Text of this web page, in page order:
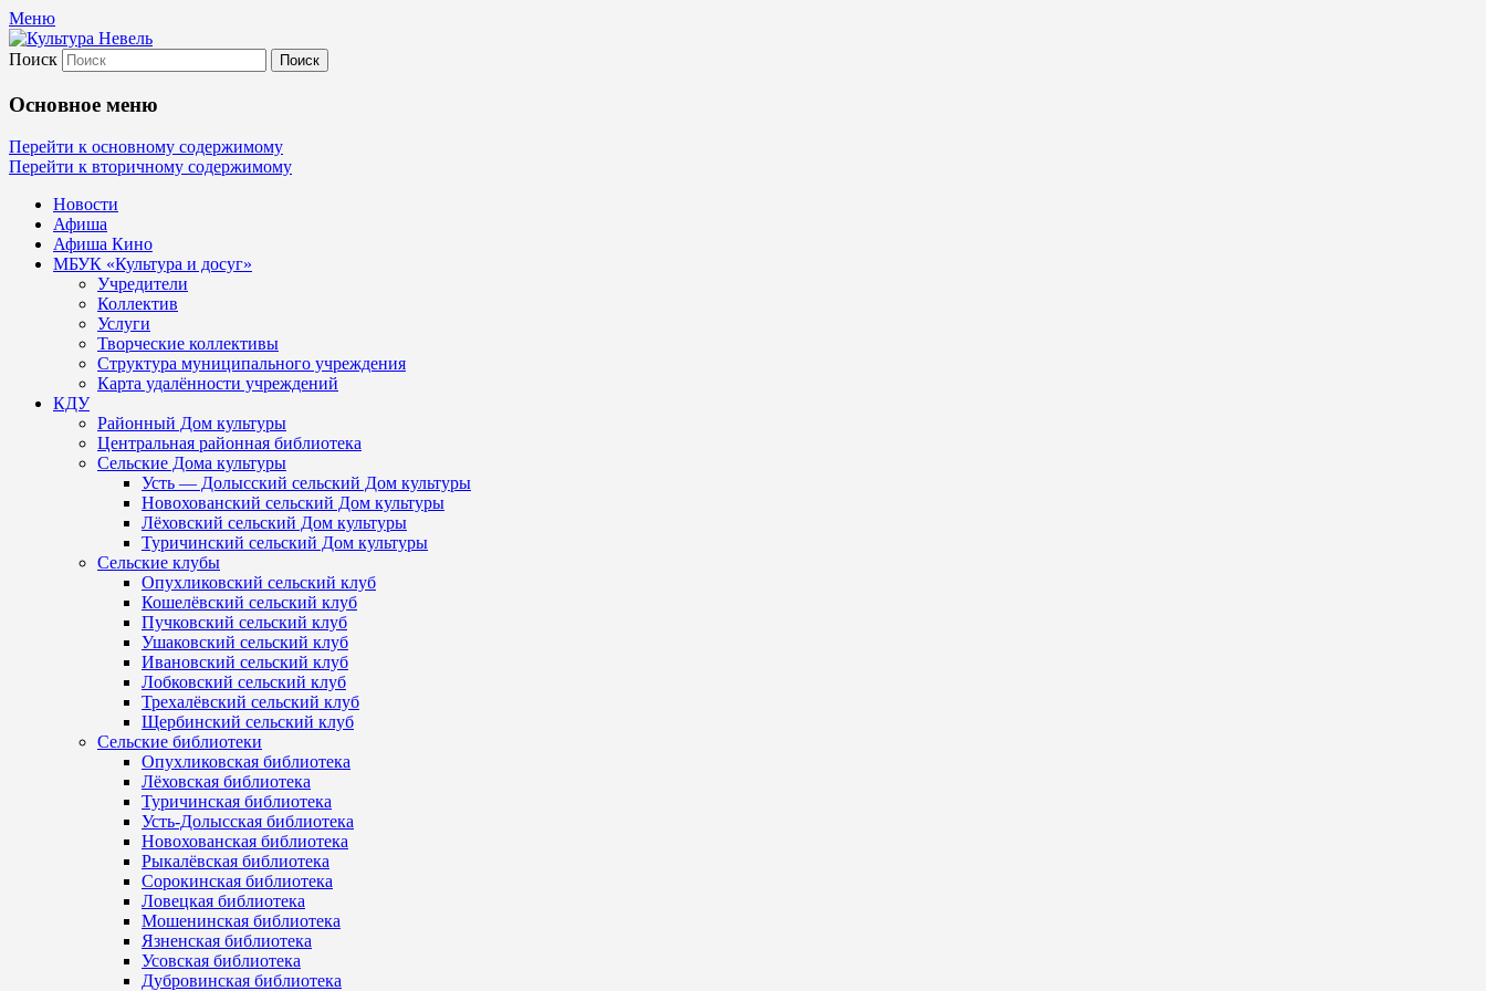
Меню
Культура Невель
МБУК Невельского района "Культура и досуг"
Поиск
Основное меню
Перейти к основному содержимому
Перейти к вторичному содержимому
Новости
Афиша
Афиша Кино
МБУК «Культура и досуг»
Учредители
Коллектив
Услуги
Творческие коллективы
Структура муниципального учреждения
Карта удалённости учреждений
КДУ
Районный Дом культуры
Центральная районная библиотека
Сельские Дома культуры
Усть — Долысский сельский Дом культуры
Новохованский сельский Дом культуры
Лёховский сельский Дом культуры
Туричинский сельский Дом культуры
Сельские клубы
Опухликовский сельский клуб
Кошелёвский сельский клуб
Пучковский сельский клуб
Ушаковский сельский клуб
Ивановский сельский клуб
Лобковский сельский клуб
Трехалёвский сельский клуб
Щербинский сельский клуб
Сельские библиотеки
Опухликовская библиотека
Лёховская библиотека
Туричинская библиотека
Усть-Долысская библиотека
Новохованская библиотека
Рыкалёвская библиотека
Сорокинская библиотека
Ловецкая библиотека
Мошенинская библиотека
Язненская библиотека
Усовская библиотека
Дубровинская библиотека